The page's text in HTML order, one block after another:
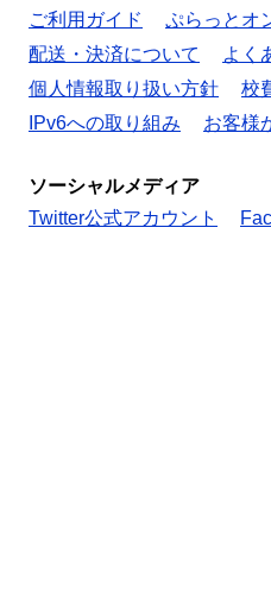
ご利用ガイド
ぷらっとオ
配送・決済について
よく
個人情報取り扱い方針
校
IPv6への取り組み
お客様
ソーシャルメディア
Twitter公式アカウント